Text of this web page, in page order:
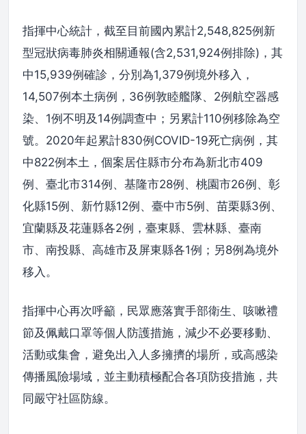
指揮中心統計，截至目前國內累計2,548,825例新
型冠狀病毒肺炎相關通報(含2,531,924例排除)，其
中15,939例確診，分別為1,379例境外移入，
14,507例本土病例，36例敦睦艦隊、2例航空器感
染、1例不明及14例調查中；另累計110例移除為空
號。2020年起累計830例COVID-19死亡病例，其
中822例本土，個案居住縣市分布為新北市409
例、臺北市314例、基隆市28例、桃園市26例、彰
化縣15例、新竹縣12例、臺中市5例、苗栗縣3例、
宜蘭縣及花蓮縣各2例，臺東縣、雲林縣、臺南
市、南投縣、高雄市及屏東縣各1例；另8例為境外
移入。
指揮中心再次呼籲，民眾應落實手部衛生、咳嗽禮
節及佩戴口罩等個人防護措施，減少不必要移動、
活動或集會，避免出入人多擁擠的場所，或高感染
傳播風險場域，並主動積極配合各項防疫措施，共
同嚴守社區防線。